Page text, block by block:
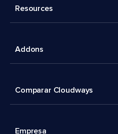
Resources
Addons
Comparar Cloudways
Empresa